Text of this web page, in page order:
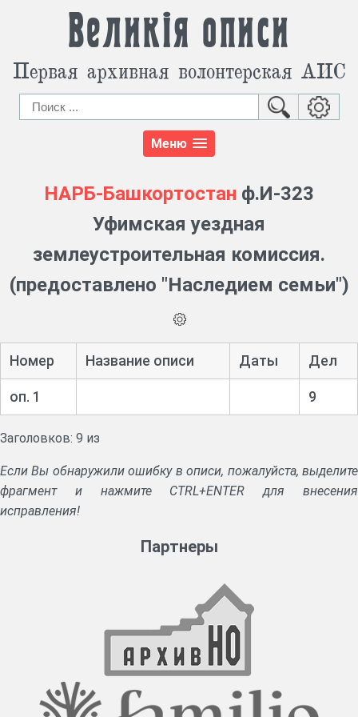
Великія описи
Первая архивная волонтерская АИС
Меню
НАРБ-Башкортостан ф.И-323
Уфимская уездная
землеустроительная комиссия.
(предоставлено "Наследием семьи")
Номер Название описи Даты Дел
оп. 1 9
Заголовков: 9 из
Если Вы обнаружили ошибку в описи, пожалуйста, выделите
фрагмент и нажмите CTRL+ENTER для внесения
исправления!
Партнеры